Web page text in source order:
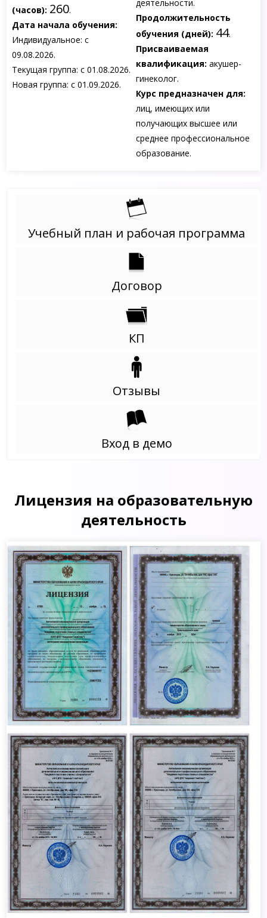
(часов): 260.
Дата начала обучения:
Индивидуальное: с
09.08.2026.
Текущая группа: с 01.08.2026.
Новая группа: с 01.09.2026.
деятельности.
Продолжительность
обучения (дней): 44.
Присваиваемая
квалификация: акушер-
гинеколог.
Курс предназначен для:
лиц, имеющих или
получающих высшее или
среднее профессиональное
образование.
Учебный план и рабочая программа
Договор
КП
Отзывы
Вход в демо
Лицензия на образовательную
деятельность